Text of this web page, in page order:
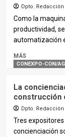
Dpto. Redacción
Como la
productividad,
automatización
MÁS
CONEXPO-CON/
La
construcción
Dpto. Redacción
Tres expositores
concienciación